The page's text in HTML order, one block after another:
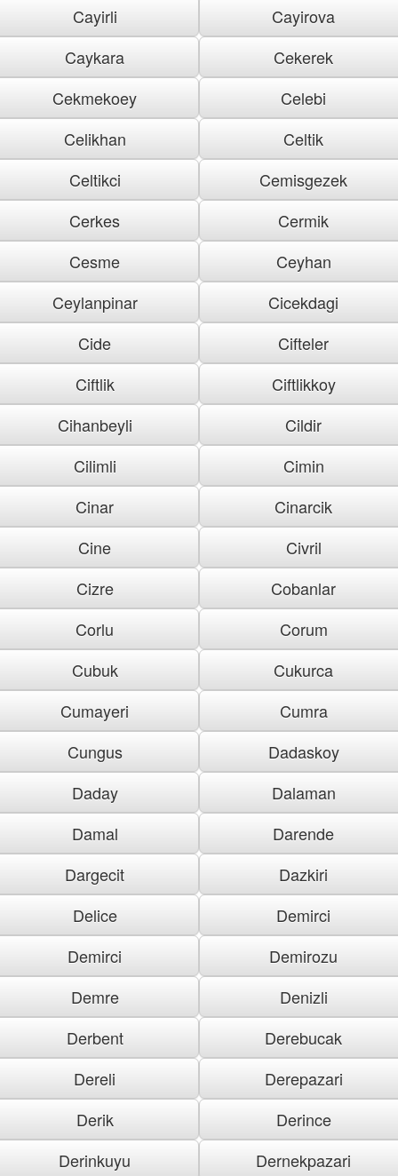
Cayirli
Cayirova
Caykara
Cekerek
Cekmekoey
Celebi
Celikhan
Celtik
Celtikci
Cemisgezek
Cerkes
Cermik
Cesme
Ceyhan
Ceylanpinar
Cicekdagi
Cide
Cifteler
Ciftlik
Ciftlikkoy
Cihanbeyli
Cildir
Cilimli
Cimin
Cinar
Cinarcik
Cine
Civril
Cizre
Cobanlar
Corlu
Corum
Cubuk
Cukurca
Cumayeri
Cumra
Cungus
Dadaskoy
Daday
Dalaman
Damal
Darende
Dargecit
Dazkiri
Delice
Demirci
Demirci
Demirozu
Demre
Denizli
Derbent
Derebucak
Dereli
Derepazari
Derik
Derince
Derinkuyu
Dernekpazari